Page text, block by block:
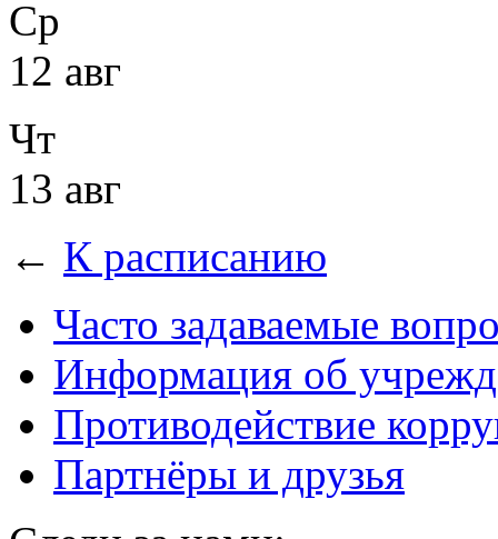
Ср
12 авг
Чт
13 авг
← К расписанию
Часто задаваемые
Информация об
Противодействие
Партнёры и друзья